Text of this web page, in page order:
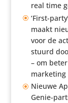
real time
‘First-
maakt
voor de
stuurd
– om
marketing
Nieuwe
Genie-